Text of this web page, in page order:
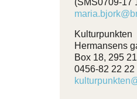
(SMS0709-17
Kulturpunkten
Hermansens
Box 18, 295
0456-82 22 22